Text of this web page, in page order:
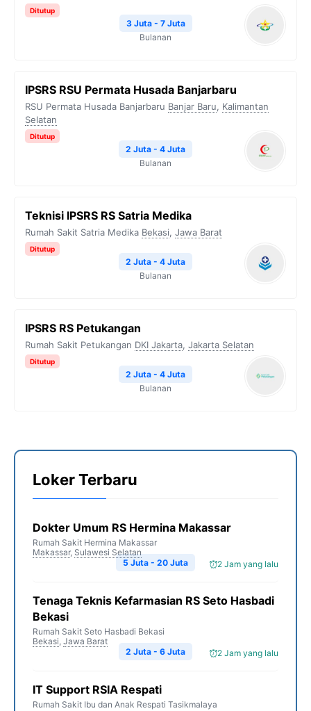
Ditutup
3 Juta - 7 Juta
Bulanan
IPSRS RSU Permata Husada Banjarbaru
RSU Permata Husada Banjarbaru Banjar Baru, Kalimantan
Selatan
Ditutup
2 Juta - 4 Juta
Bulanan
Teknisi IPSRS RS Satria Medika
Rumah Sakit Satria Medika Bekasi, Jawa Barat
Ditutup
2 Juta - 4 Juta
Bulanan
IPSRS RS Petukangan
Rumah Sakit Petukangan DKI Jakarta, Jakarta Selatan
Ditutup
2 Juta - 4 Juta
Bulanan
Loker Terbaru
Dokter Umum RS Hermina Makassar
Rumah Sakit Hermina Makassar
Makassar, Sulawesi Selatan
2 Jam yang lalu
5 Juta - 20 Juta
Tenaga Teknis Kefarmasian RS Seto Hasbadi
Bekasi
Rumah Sakit Seto Hasbadi Bekasi
Bekasi, Jawa Barat
2 Jam yang lalu
2 Juta - 6 Juta
IT Support RSIA Respati
Rumah Sakit Ibu dan Anak Respati Tasikmalaya